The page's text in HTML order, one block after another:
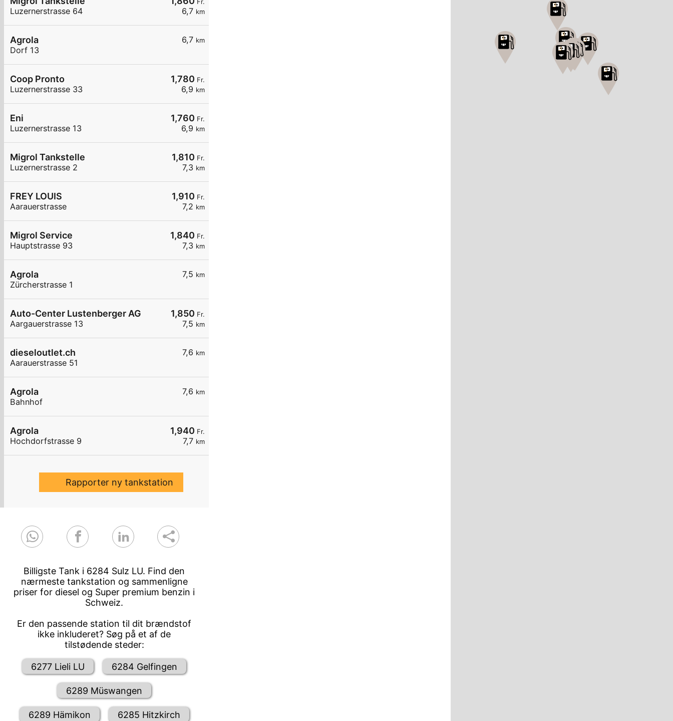
6,7 km
Luzernerstrasse 64
6,7 km
Agrola
Dorf 13
1,780 Fr.
6,9 km
Coop Pronto
Luzernerstrasse 33
1,760 Fr.
6,9 km
Eni
Luzernerstrasse 13
1,810 Fr.
7,3 km
Migrol Tankstelle
Luzernerstrasse 2
1,910 Fr.
7,2 km
FREY LOUIS
Aarauerstrasse
1,840 Fr.
7,3 km
Migrol Service
Hauptstrasse 93
7,5 km
Agrola
Zürcherstrasse 1
1,850 Fr.
7,5 km
Auto-Center Lustenberger AG
Aargauerstrasse 13
7,6 km
dieseloutlet.ch
Aarauerstrasse 51
7,6 km
Agrola
Bahnhof
1,940 Fr.
7,7 km
Agrola
Hochdorfstrasse 9
Rapporter ny tankstation
Billigste Tank i 6284 Sulz LU. Find den
nærmeste tankstation og sammenligne
priser for diesel og Super premium benzin i
Schweiz.
Er den passende station til dit brændstof
ikke inkluderet? Søg på et af de
tilstødende steder:
6277 Lieli LU 6284 Gelfingen
6289 Müswangen
6289 Hämikon 6285 Hitzkirch